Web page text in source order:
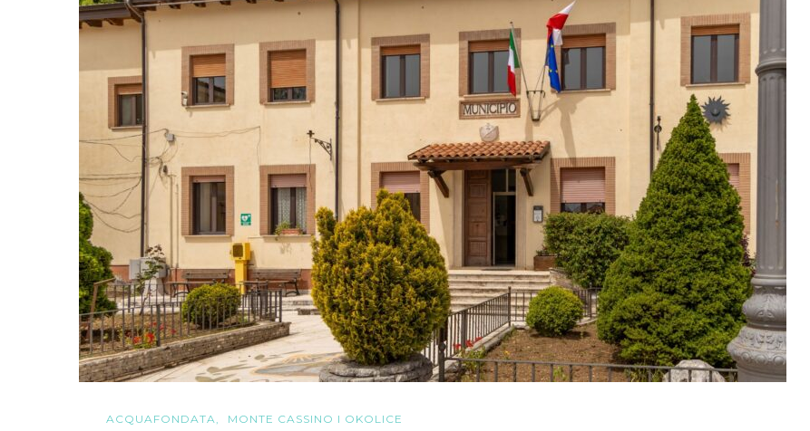
ACQUAFONDATA MONTE CASSINO I OKOLICE